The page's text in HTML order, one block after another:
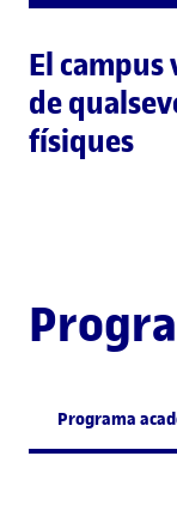
El
de
físiques
Programa